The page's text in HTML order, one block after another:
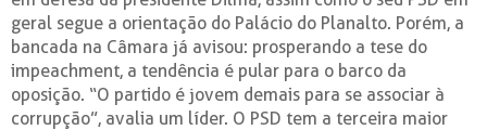
geral segue a orientação do Palácio do Planalto. Porém, a
bancada na Câmara já avisou: prosperando a tese do
impeachment, a tendência é pular para o barco da
oposição. “O partido é jovem demais para se associar à
corrupção”, avalia um líder. O PSD tem a terceira maior